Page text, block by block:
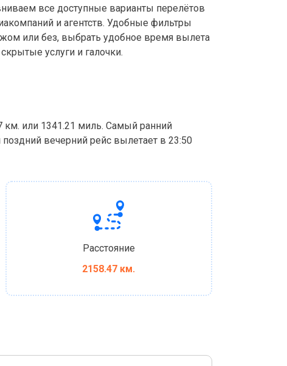
все доступные варианты перелётов
и агентств. Удобные фильтры
или без, выбрать удобное время вылета
услуги и галочки.
км. или 1341.21 миль. Самый ранний
вечерний рейс вылетает в 23:50
Расстояние
2158.47 км.